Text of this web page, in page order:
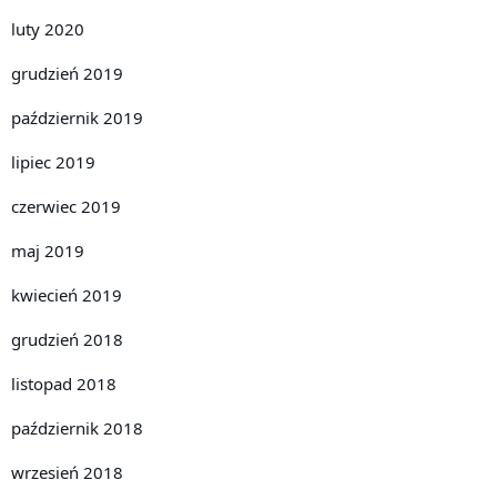
luty 2020
grudzień 2019
październik 2019
lipiec 2019
czerwiec 2019
maj 2019
kwiecień 2019
grudzień 2018
listopad 2018
październik 2018
wrzesień 2018